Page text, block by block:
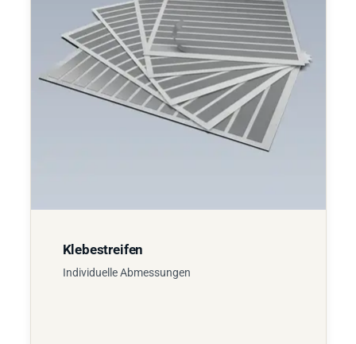
Klebestreifen
Individuelle Abmessungen